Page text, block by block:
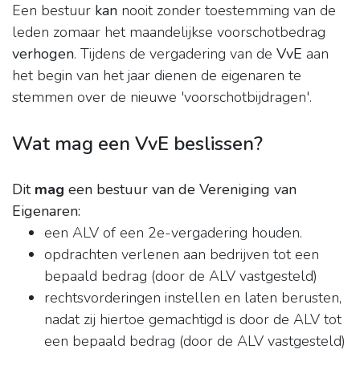
Een bestuur kan nooit zonder toestemming van de
leden zomaar het maandelijkse voorschotbedrag
verhogen. Tijdens de vergadering van de VvE aan
het begin van het jaar dienen de eigenaren te
stemmen over de nieuwe 'voorschotbijdragen'.
Wat mag een VvE beslissen?
Dit mag een bestuur van de Vereniging van
Eigenaren:
een ALV of een 2e-vergadering houden.
opdrachten verlenen aan bedrijven tot een
bepaald bedrag (door de ALV vastgesteld)
rechtsvorderingen instellen en laten berusten,
nadat zij hiertoe gemachtigd is door de ALV tot
een bepaald bedrag (door de ALV vastgesteld)